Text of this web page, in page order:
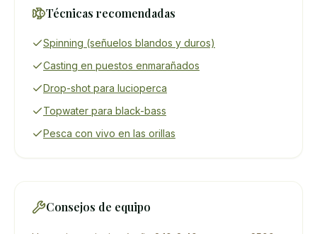
Técnicas recomendadas
Spinning (señuelos blandos y duros)
Casting en puestos enmarañados
Drop-shot para lucioperca
Topwater para black-bass
Pesca con vivo en las orillas
Consejos de equipo